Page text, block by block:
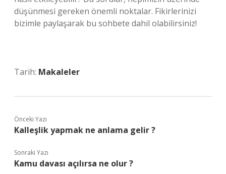
düşünmesi gereken önemli noktalar. Fikirlerinizi
bizimle paylaşarak bu sohbete dahil olabilirsiniz!
Tarih: Makaleler
Önceki Yazı
Kalleşlik yapmak ne anlama gelir ?
Sonraki Yazı
Kamu davası açılırsa ne olur ?